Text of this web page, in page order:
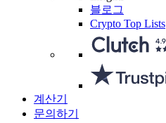
블로그
Crypto Top Lists
계산기
문의하기